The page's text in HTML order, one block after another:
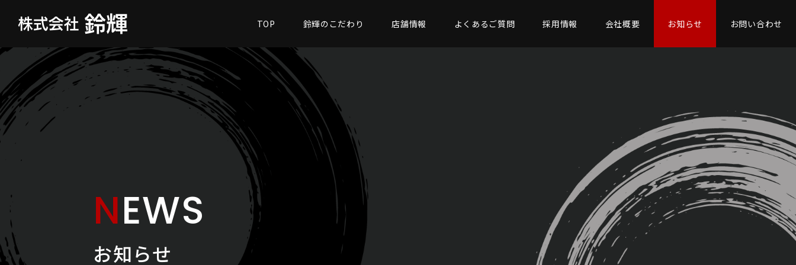
TOP 鈴輝のこだわり 店舗情報 よくあるご質問 採用情報 会社概要 お知らせ お問い合わせ
NEWS
お知らせ